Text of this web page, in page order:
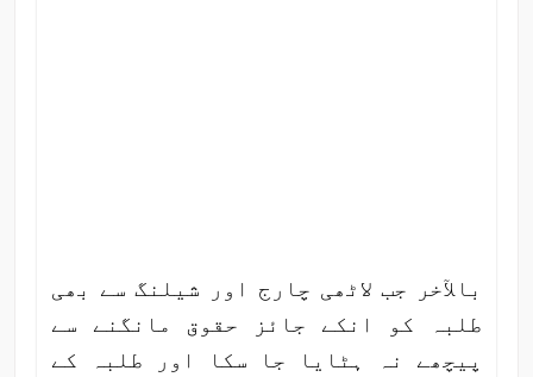
بالآخر جب لاٹھی چارج اور شیلنگ سے بھی
طلبہ کو انکے جائز حقوق مانگنے سے
پیچھے نہ ہٹایا جا سکا اور طلبہ کے